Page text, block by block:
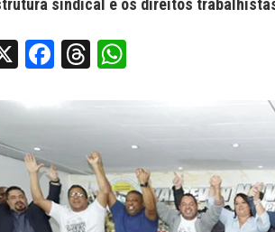
sindical e os direitos
X Facebook
Threads